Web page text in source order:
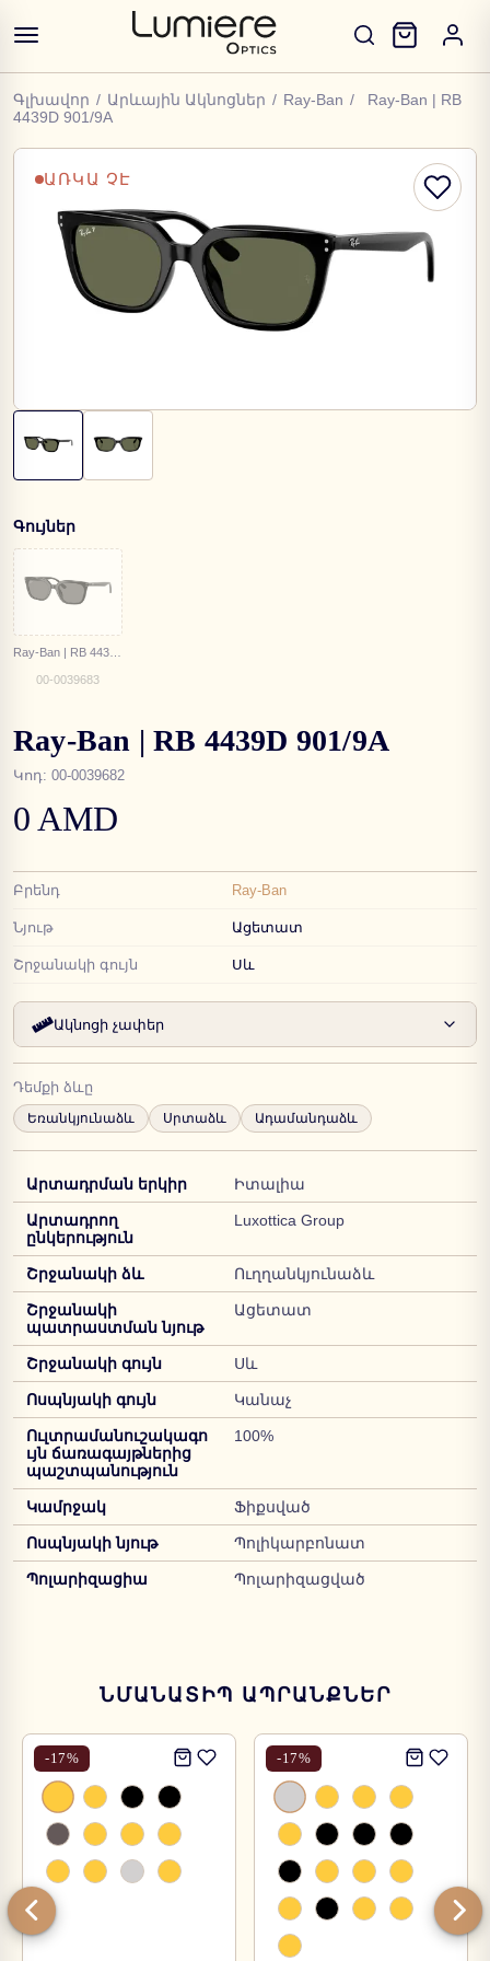
Գլխավոր / Արևային Ակնոցներ / Ray-Ban /
Ray-Ban | RB
4439D 901/9A
ԱՌԿԱ ՉԷ
Գույներ
00-0039683
Ray-Ban | RB 4439D 901/9A
Կոդ: 00-0039682
0 AMD
Բրենդ Ray-Ban
Նյութ Ացետատ
Շրջանակի գույն Սև
Ակնոցի չափեր
Դեմքի ձևը
Եռանկյունաձև Սրտաձև Ադամանդաձև
Արտադրման երկիր Իտալիա
Արտադրող
ընկերություն
Luxottica Group
Շրջանակի ձև Ուղղանկյունաձև
Շրջանակի
պատրաստման նյութ
Ացետատ
Շրջանակի գույն Սև
Ոսպնյակի գույն Կանաչ
Ուլտրամանուշակագո
ւյն ճառագայթներից
պաշտպանություն
100%
Կամրջակ Ֆիքսված
Ոսպնյակի նյութ Պոլիկարբոնատ
Պոլարիզացիա Պոլարիզացված
ՆՄԱՆԱՏԻՊ ԱՊՐԱՆՔՆԵՐ
-17% -17%